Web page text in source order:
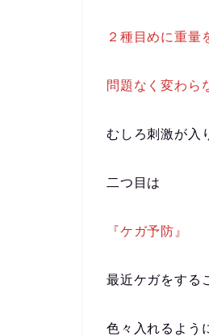
２種目めに重量
問題なく変わら
むしろ刺激が入
二つ目は
『ケガ予防』
最近ケガをする
色々入れるよう